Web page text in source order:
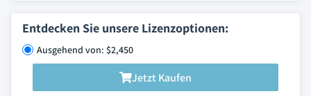
Entdecken Sie unsere Lizenzoptionen:
Ausgehend von: $2,450
Jetzt Kaufen